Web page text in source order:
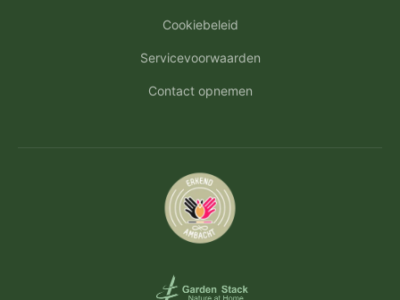
Cookiebeleid
Servicevoorwaarden
Contact opnemen